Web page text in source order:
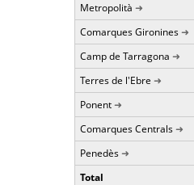
Metropolità
Comarques Gironines
Camp de Tarragona
Terres de l'Ebre
Ponent
Comarques Centrals
Penedès
Total